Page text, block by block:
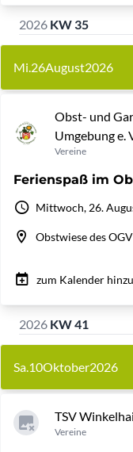
2026 KW 35
Mi.26August2026
Obst- und
Umgebung e.
Vereine
Ferienspaß im
Mittwoch, 26.
Obstwiese des
zum Kalender
2026 KW 41
Sa.10Oktober2026
TSV
Vereine